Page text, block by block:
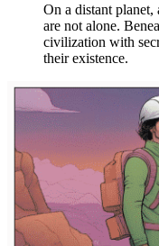
On a distant
are not alone.
civilization with
their existence.